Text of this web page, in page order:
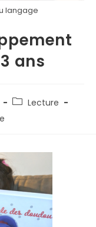
langage
ans
Lecture